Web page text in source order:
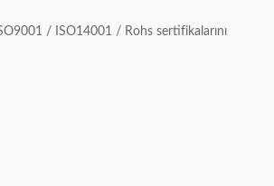
/ ISO14001 / Rohs sertifikalarını